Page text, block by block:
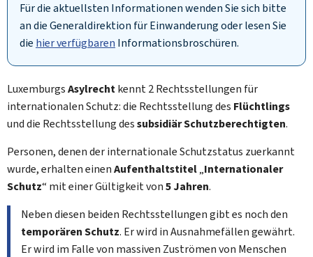
Für die aktuellsten Informationen wenden Sie sich bitte
an die Generaldirektion für Einwanderung oder lesen Sie
die hier verfügbaren Informationsbroschüren.
LuxemburgsAsylrechtkennt 2 Rechtsstellungen für
internationalen Schutz: die Rechtsstellung des Flüchtlings
und die Rechtsstellung dessubsidiär Schutzberechtigten.
Personen, denen der internationale Schutzstatus zuerkannt
wurde, erhalten einenAufenthaltstitel„Internationaler
Schutz“ mit einer Gültigkeit von5 Jahren.
Neben diesen beiden Rechtsstellungen gibt es noch den
temporären Schutz. Er wird in Ausnahmefällen gewährt.
Er wird im Falle von massiven Zuströmen von Menschen